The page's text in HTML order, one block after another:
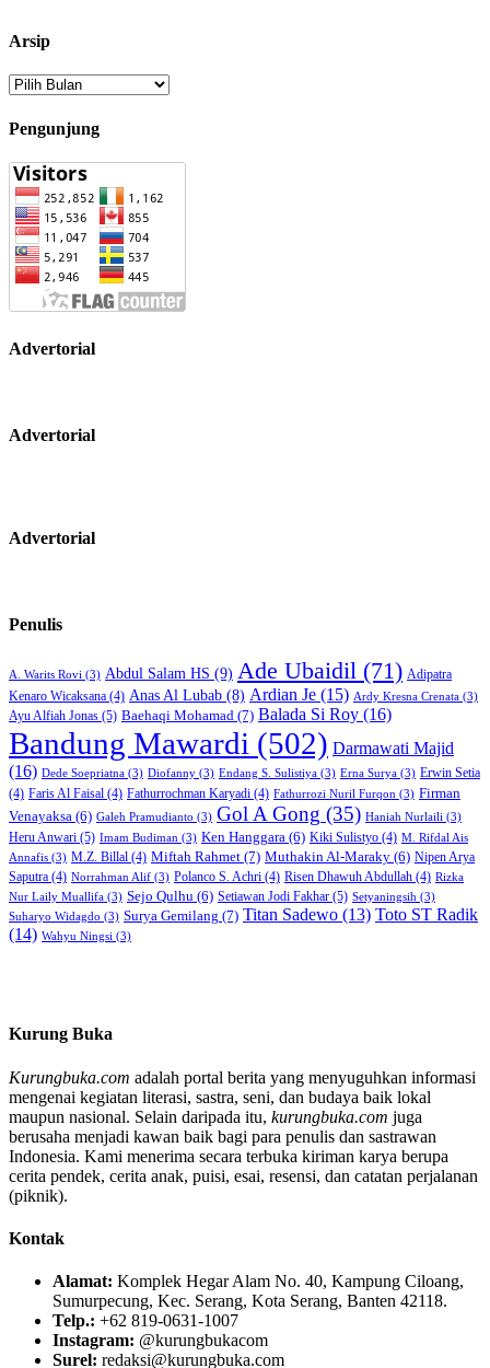
Arsip
Arsip
Pengunjung
Advertorial
Advertorial
Advertorial
Penulis
A. Warits Rovi (3) Abdul Salam HS (9) Ade Ubaidil (71) Adipatra
Kenaro Wicaksana (4) Anas Al Lubab (8) Ardian Je (15) Ardy Kresna Crenata (3)
Ayu Alfiah Jonas (5) Baehaqi Mohamad (7) Balada Si Roy (16)
Bandung Mawardi (502) Darmawati Majid
(16) Dede Soepriatna (3) Diofanny (3) Endang S. Sulistiya (3) Erna Surya (3) Erwin Setia
(4) Faris Al Faisal (4) Fathurrochman Karyadi (4) Fathurrozi Nuril Furqon (3) Firman
Venayaksa (6) Galeh Pramudianto (3) Gol A Gong (35) Haniah Nurlaili (3)
Heru Anwari (5) Imam Budiman (3) Ken Hanggara (6) Kiki Sulistyo (4) M. Rifdal Ais
Annafis (3) M.Z. Billal (4) Miftah Rahmet (7) Muthakin Al-Maraky (6) Nipen Arya
Saputra (4) Norrahman Alif (3) Polanco S. Achri (4) Risen Dhawuh Abdullah (4) Rizka
Nur Laily Muallifa (3) Sejo Qulhu (6) Setiawan Jodi Fakhar (5) Setyaningsih (3)
Suharyo Widagdo (3) Surya Gemilang (7) Titan Sadewo (13) Toto ST Radik
(14) Wahyu Ningsi (3)
Kurung Buka
Kurungbuka.com adalah portal berita yang menyuguhkan informasi
mengenai kegiatan literasi, sastra, seni, dan budaya baik lokal
maupun nasional. Selain daripada itu, kurungbuka.com juga
berusaha menjadi kawan baik bagi para penulis dan sastrawan
Indonesia. Kami menerima secara terbuka kiriman karya berupa
cerita pendek, cerita anak, puisi, esai, resensi, dan catatan perjalanan
(piknik).
Kontak
Alamat: Komplek Hegar Alam No. 40, Kampung Ciloang,
Sumurpecung, Kec. Serang, Kota Serang, Banten 42118.
Telp.: +62 819-0631-1007
Instagram: @kurungbukacom
Surel: redaksi@kurungbuka.com